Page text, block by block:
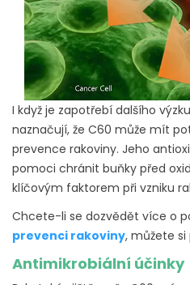
I když je zapotřebí dalšího
naznačují, že C60 může mít
prevence rakoviny. Jeho
pomoci chránit buňky před
klíčovým faktorem při vzniku
Chcete-li se dozvědět více o
prevenci rakoviny, můžete
Antimikrobiální účinky